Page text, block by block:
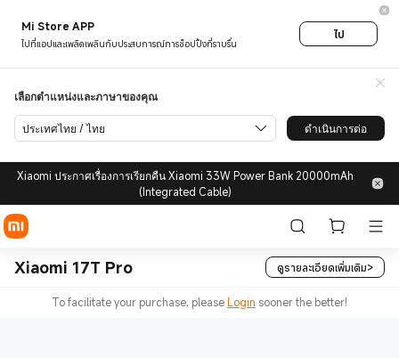
Mi Store APP
ไปที่แอปและเพลิดเพลินกับประสบการณ์การช็อปปิ้งที่ราบรื่น
ไป
เลือกตำแหน่งและภาษาของคุณ
ประเทศไทย / ไทย ดำเนินการต่อ
Xiaomi ประกาศเรื่องการเรียกคืน Xiaomi 33W Power Bank 20000mAh
(Integrated Cable)
Xiaomi 17T Pro ดูรายละเอียดเพิ่มเติม>
To facilitate your purchase, pleaseLogin sooner the better!